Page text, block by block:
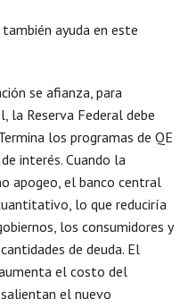
ayuda en este
se afianza, para
la Reserva Federal debe
los programas de QE
interés. Cuando la
apogeo, el banco central
lo que reduciría
los consumidores y
de deuda. El
el costo del
el nuevo